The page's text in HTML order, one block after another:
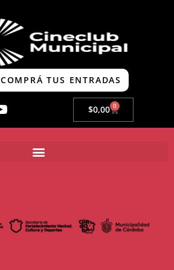
COMPRÁ TUS ENTRADAS
$0,00 0